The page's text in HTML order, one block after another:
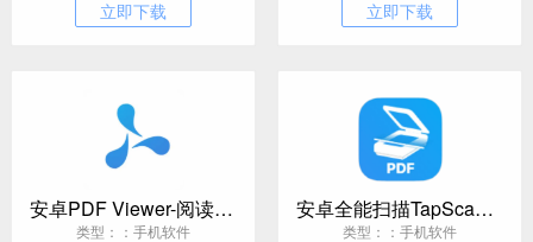
立即下载 立即下载
安卓PDF Viewer-阅读和编辑 v2026.13高级版
类型：：手机软件
安卓全能扫描TapScanner v3.1.12 高级版
类型：：手机软件